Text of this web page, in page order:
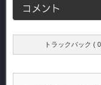
コメント
トラックバック (